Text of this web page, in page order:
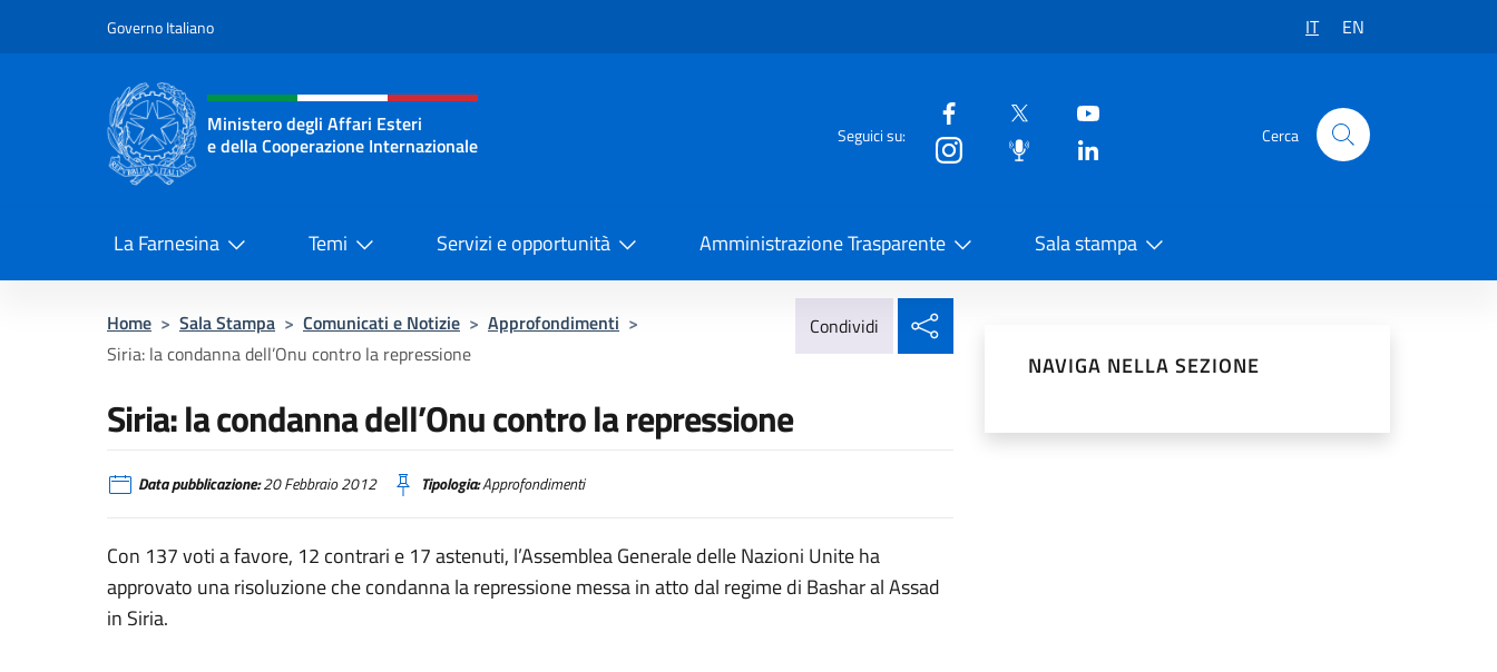
Governo Italiano IT EN
Intestazione sito, social e menù
Ministero degli Affari Esteri
e della Cooperazione Internazionale
Seguici su: Cerca
La Farnesina Temi Servizi e opportunità Amministrazione Trasparente Sala stampa
Home > Sala Stampa > Comunicati e Notizie > Approfondimenti >
Siria: la condanna dell’Onu contro la repressione
Condividi
Siria: la condanna dell’Onu contro la repressione
Data pubblicazione:20 Febbraio 2012 Tipologia:Approfondimenti
Con 137 voti a favore, 12 contrari e 17 astenuti, l’Assemblea Generale delle Nazioni Unite ha
approvato una risoluzione che condanna la repressione messa in atto dal regime di Bashar al Assad
in Siria.
NAVIGA NELLA SEZIONE